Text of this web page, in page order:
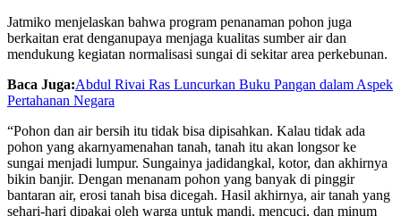
Jatmiko menjelaskan bahwa program penanaman pohon juga
berkaitan erat denganupaya menjaga kualitas sumberair dan
mendukung kegiatan normalisasi sungai di sekitararea perkebunan.
Baca Juga:Abdul Rivai Ras Luncurkan Buku Pangan dalam Aspek
Pertahanan Negara
“Pohon dan airbersih itu tidak bisa dipisahkan. Kalau tidak ada
pohon yang akarnyamenahan tanah, tanah itu akan longsor ke
sungai menjadi lumpur. Sungainya jadidangkal, kotor, dan akhirnya
bikin banjir. Dengan menanam pohon yang banyak di pinggir
bantaran air, erosi tanah bisa dicegah. Hasil akhirnya, airtanah yang
sehari-hari dipakai oleh warga untuk mandi, mencuci, dan minum